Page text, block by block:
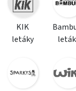
KIK
letáky